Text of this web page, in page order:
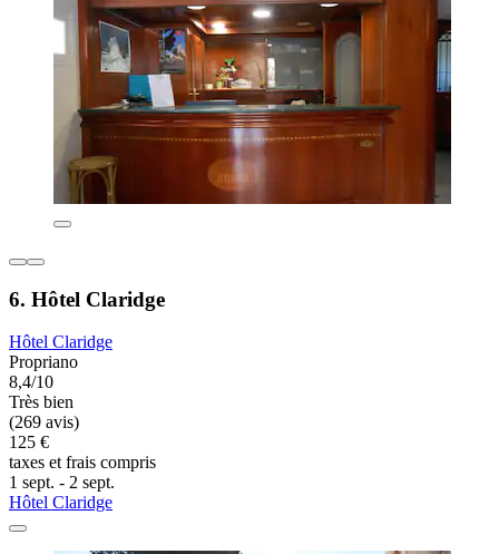
6. Hôtel Claridge
Hôtel Claridge
Propriano
8,4/10
Très bien
(269 avis)
125 €
taxes et frais compris
1 sept. - 2 sept.
Hôtel Claridge